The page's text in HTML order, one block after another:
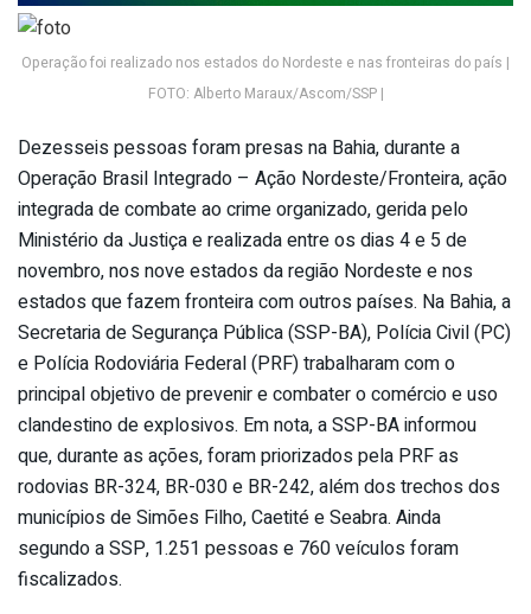
Operação foi realizado nos estados do Nordeste e nas fronteiras do país |
FOTO: Alberto Maraux/Ascom/SSP |
Dezesseis pessoas foram presas na Bahia, durante a
Operação Brasil Integrado – Ação Nordeste/Fronteira, ação
integrada de combate ao crime organizado, gerida pelo
Ministério da Justiça e realizada entre os dias 4 e 5 de
novembro, nos nove estados da região Nordeste e nos
estados que fazem fronteira com outros países. Na Bahia, a
Secretaria de Segurança Pública (SSP-BA), Polícia Civil (PC)
e Polícia Rodoviária Federal (PRF) trabalharam com o
principal objetivo de prevenir e combater o comércio e uso
clandestino de explosivos. Em nota, a SSP-BA informou
que, durante as ações, foram priorizados pela PRF as
rodovias BR-324, BR-030 e BR-242, além dos trechos dos
municípios de Simões Filho, Caetité e Seabra. Ainda
segundo a SSP, 1.251 pessoas e 760 veículos foram
fiscalizados.